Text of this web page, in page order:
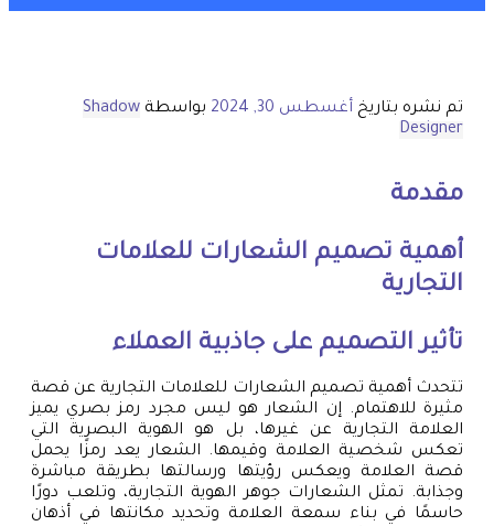
تم نشره بتاريخ أغسطس 30, 2024 بواسطة Shadow
Designer
مقدمة
أهمية تصميم الشعارات للعلامات
التجارية
تأثير التصميم على جاذبية العملاء
تتحدث أهمية تصميم الشعارات للعلامات التجارية عن قصة
مثيرة للاهتمام. إن الشعار هو ليس مجرد رمز بصري يميز
العلامة التجارية عن غيرها، بل هو الهوية البصرية التي
تعكس شخصية العلامة وقيمها. الشعار يعد رمزًا يحمل
قصة العلامة ويعكس رؤيتها ورسالتها بطريقة مباشرة
وجذابة. تمثل الشعارات جوهر الهوية التجارية، وتلعب دورًا
حاسمًا في بناء سمعة العلامة وتحديد مكانتها في أذهان